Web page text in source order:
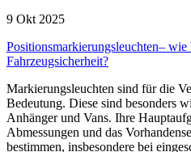
9 Okt 2025
Positionsmarkierungsleuchten– wie
Fahrzeugsicherheit?
Markierungsleuchten sind für die
Bedeutung. Diese sind besonders
Anhänger und Vans. Ihre
Abmessungen und das
bestimmen, insbesondere bei